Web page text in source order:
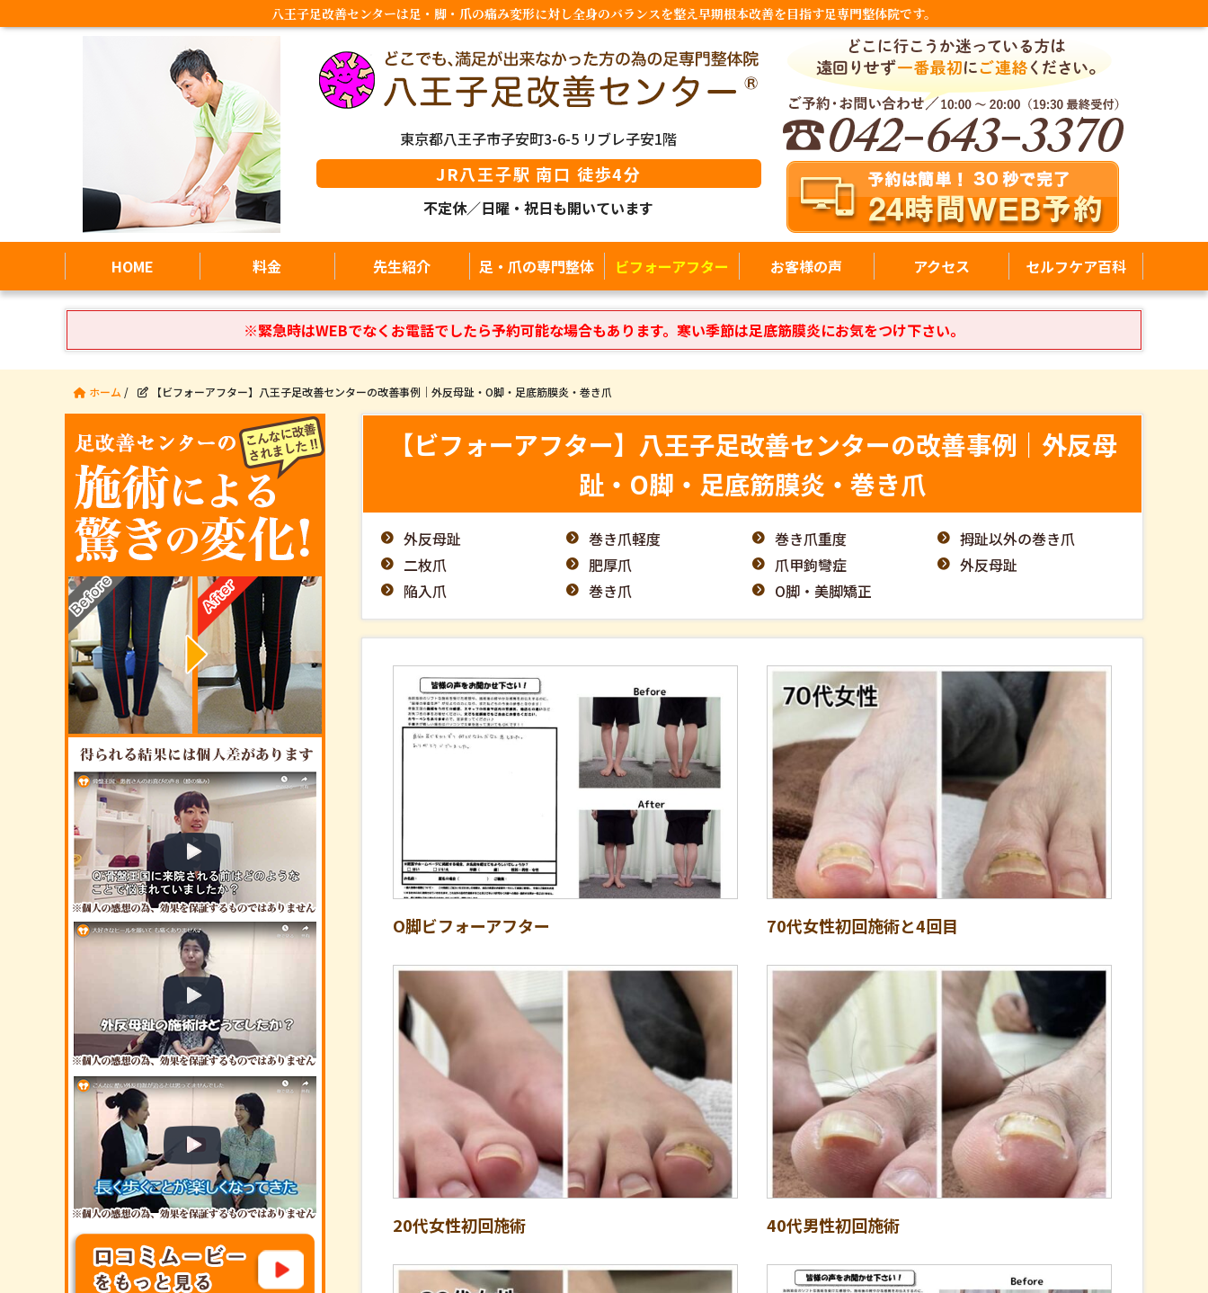
八王子足改善センターは足・脚・爪の痛み変形に対し全身のバランスを整え早期根本改善を目指す足専門整体院です。
東京都八王子市子安町3-6-5 リブレ子安1階
JR八王子駅 南口 徒歩4分
不定休／日曜・祝日も開いています
HOME 料金 先生紹介 足・爪の専門整体 ビフォーアフター お客様の声 アクセス セルフケア百科
※緊急時はWEBでなくお電話でしたら予約可能な場合もあります。寒い季節は足底筋膜炎にお気をつけ下さい。
ホーム / 【ビフォーアフター】八王子足改善センターの改善事例｜外反母趾・O脚・足底筋膜炎・巻き爪
【ビフォーアフター】八王子足改善センターの改善事例｜外反母
趾・O脚・足底筋膜炎・巻き爪
外反母趾 巻き爪軽度 巻き爪重度
拇趾以外の巻き爪
二枚爪
肥厚爪 爪甲鉤彎症
外反母趾
陥入爪
巻き爪 O脚・美脚矯正
O脚ビフォーアフター 70代女性初回施術と4回目
20代女性初回施術 40代男性初回施術